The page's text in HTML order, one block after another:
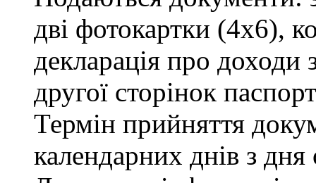
дві фотокартки (4х6),
декларація про доходи
другої сторінок
Термін прийняття
календарних днів з